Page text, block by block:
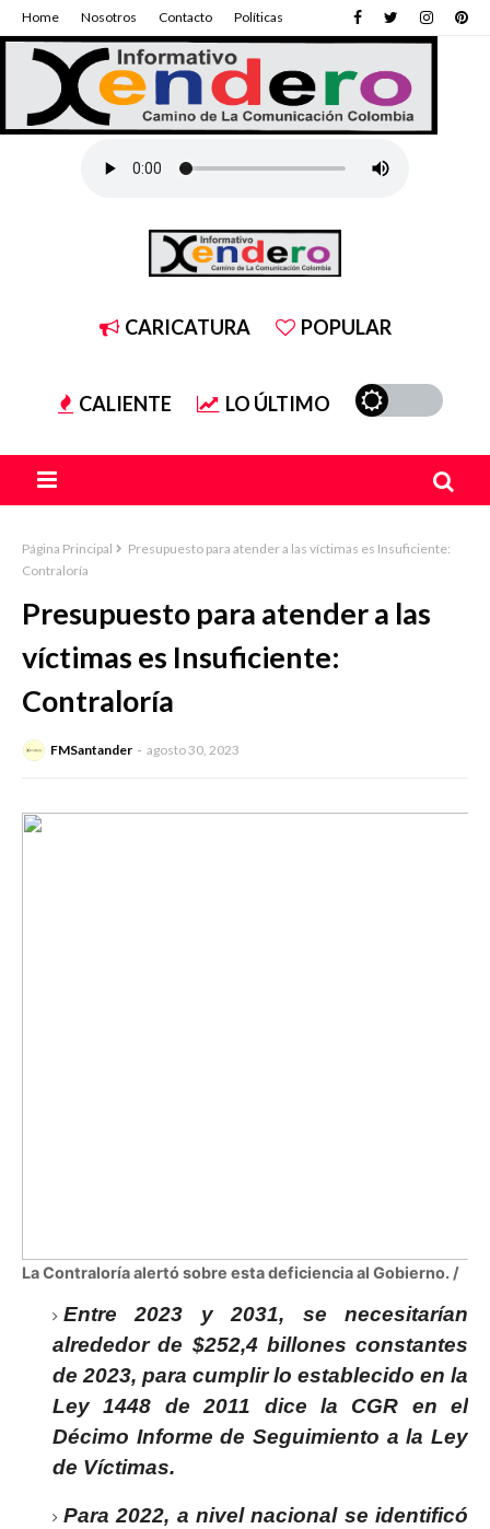
Home Nosotros Contacto Políticas
CARICATURA POPULAR
CALIENTE LO ÚLTIMO
Página Principal
Presupuesto para atender a las víctimas es Insuficiente:
Contraloría
Presupuesto para atender a las
víctimas es Insuficiente:
Contraloría
FMSantander agosto 30, 2023
La Contraloría alertó sobre esta deficiencia al Gobierno. /
Entre 2023 y 2031, se necesitarían
alrededor de $252,4 billones constantes
de 2023, para cumplir lo establecido en la
Ley 1448 de 2011 dice la CGR en el
Décimo Informe de Seguimiento a la Ley
de Víctimas.
Para 2022, a nivel nacional se identificó